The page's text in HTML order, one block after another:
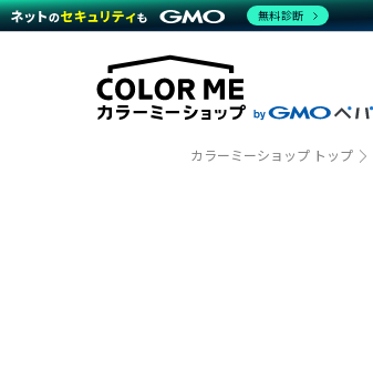
商材一覧を見る
機能一覧を見る
料金
プラン・料金一覧を見る
事例
運営サポート
サポート一覧を見る
お役立ち資料を見る
カラーミーショップ トップ
無料診断